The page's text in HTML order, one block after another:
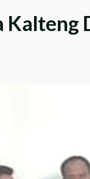
Kalteng